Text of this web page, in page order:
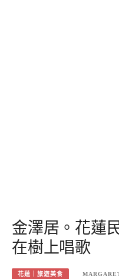
金澤居。花蓮
在樹上唱歌
花蓮｜旅遊美食